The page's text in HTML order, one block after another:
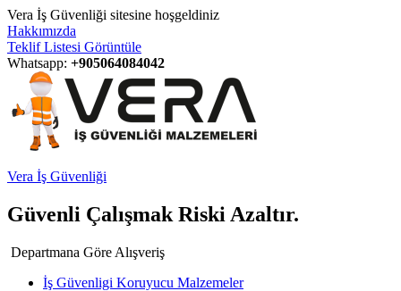
Vera İş Güvenliği sitesine hoşgeldiniz
Hakkımızda
Teklif Listesi Görüntüle
Whatsapp: +905064084042
Vera İş Güvenliği
Güvenli Çalışmak Riski Azaltır.
Departmana Göre Alışveriş
İş Güvenligi Koruyucu Malzemeler